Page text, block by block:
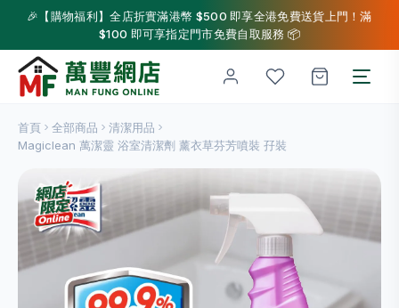
🎉【購物福利】全店折實滿港幣 $500 即享全港免費送貨上門！滿
$100 即可享指定門市免費自取服務 📦
首頁 全部商品
清潔用品
Magiclean 萬潔靈 浴室清潔劑 薰衣草芬芳噴裝 孖裝